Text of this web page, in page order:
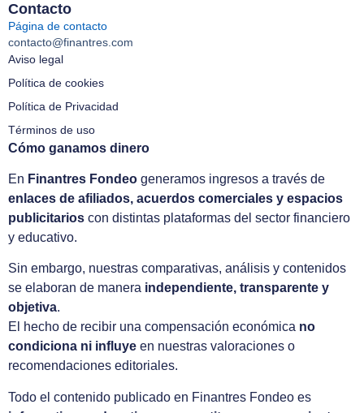
Contacto
Página de contacto
contacto@finantres.com
Aviso legal
Política de cookies
Política de Privacidad
Términos de uso
Cómo ganamos dinero
En Finantres Fondeo generamos ingresos a través de
enlaces de afiliados, acuerdos comerciales y espacios
publicitarios con distintas plataformas del sector financiero
y educativo.
Sin embargo, nuestras comparativas, análisis y contenidos
se elaboran de manera independiente, transparente y
objetiva.
El hecho de recibir una compensación económica no
condiciona ni influye en nuestras valoraciones o
recomendaciones editoriales.
Todo el contenido publicado en Finantres Fondeo es